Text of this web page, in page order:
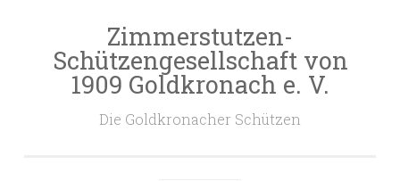
Inhalt
springen
Zimmerstutzen-
Schützengesellschaft von
1909 Goldkronach e. V.
Die Goldkronacher Schützen